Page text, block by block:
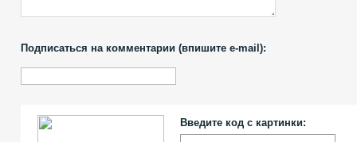
Подписаться на комментарии (впишите e-mail):
Введите код с картинки: